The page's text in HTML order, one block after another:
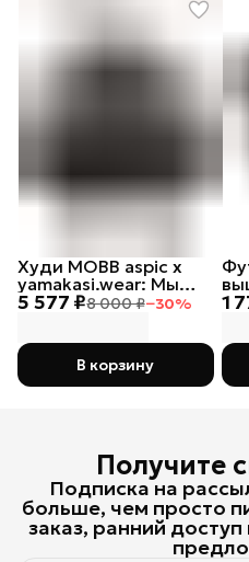
5 577 ₽8 000 ₽−30%
Худи MOBB aspic х
yamakasi.wear: Мы
русские, с нами Бог
В корзину
1
Получите
Подписка на
больше, чем просто
заказ, ранний